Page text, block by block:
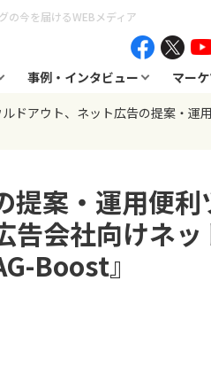
の今を届けるWEBメディア
事例・インタビュー マー
ルドアウト、ネット広告の提案・運
提案・運用便利
告会社向けネッ
Boost』